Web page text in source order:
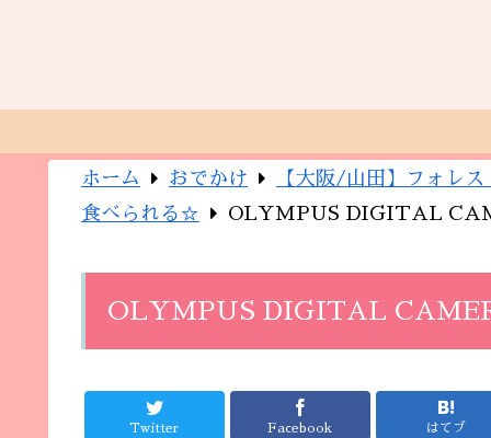
ホーム おでかけ
【大阪/山田】フォレ
食べられる☆
OLYMPUS DIGITAL
OLYMPUS DIGITAL
Twitter Facebook はてブ